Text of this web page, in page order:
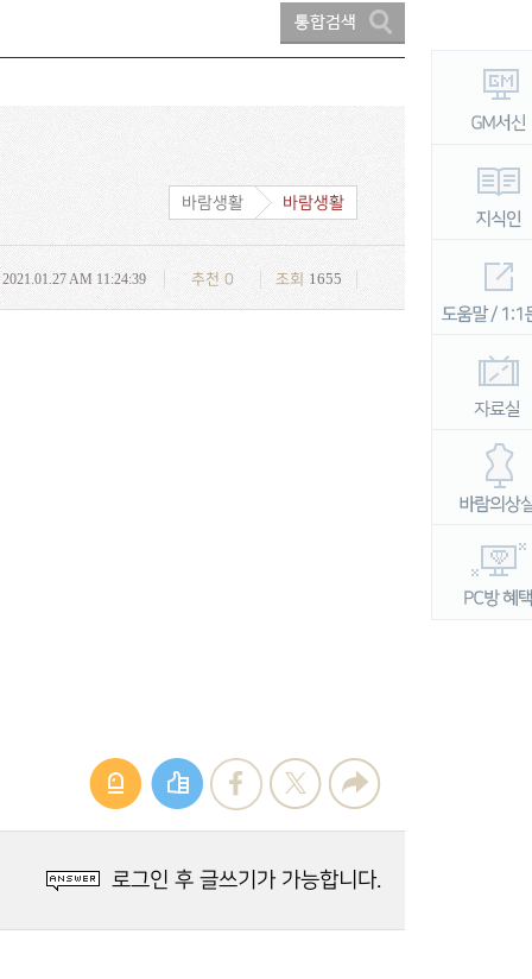
바람생활 바람생활
조회 1655
추천0
2021.01.27 AM 11:24:39
로그인 후 글쓰기가 가능합니다.